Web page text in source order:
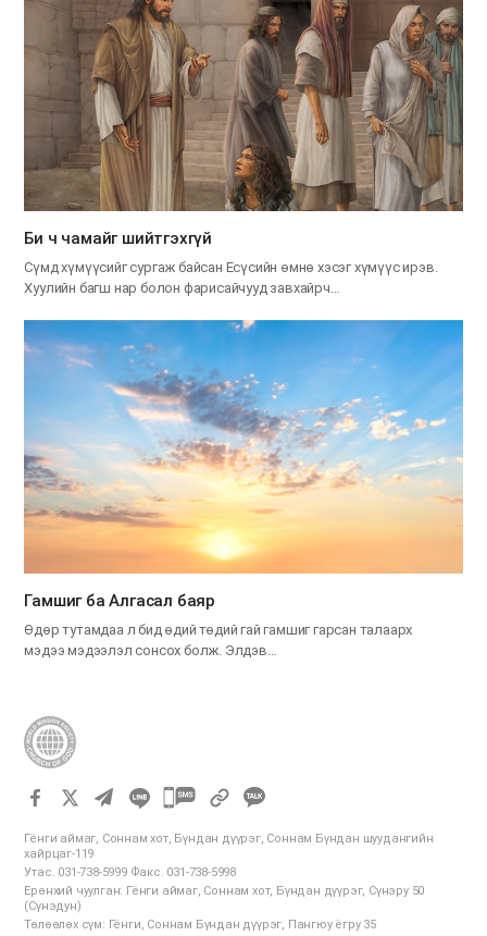
Би ч чамайг шийтгэхгүй
Сүмд хүмүүсийг сургаж байсан Есүсийн өмнө хэсэг хүмүүс ирэв.
Хуулийн багш нар болон фарисайчууд завхайрч…
Гамшиг ба Алгасал баяр
Өдөр тутамдаа л бид өдий төдий гай гамшиг гарсан талаарх
мэдээ мэдээлэл сонсох болж. Элдэв…
카
유
Гёнги аймаг, Соннам хот, Бүндан дүүрэг, Соннам Бүндан шуудангийн
хайрцаг-119
Утас. 031-738-5999 Факс. 031-738-5998
Ерөнхий чуулган: Гёнги аймаг, Соннам хот, Бүндан дүүрэг, Сүнэру 50
(Сүнэдун)
Төлөөлөх сүм: Гёнги, Соннам Бүндан дүүрэг, Пангюу ёгру 35